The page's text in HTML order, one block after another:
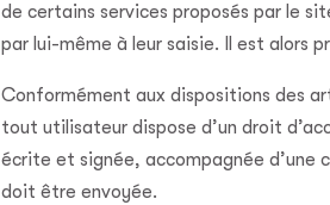
de certains services proposés par le
par lui-même à leur saisie. Il est alors
Conformément aux dispositions des
tout utilisateur dispose d’un droit
écrite et signée, accompagnée d’une
doit être envoyée.